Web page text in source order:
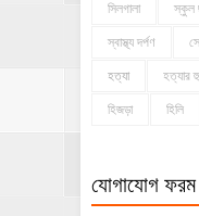
সিলগালা স্কুল
স্বাস্থ্য দর্পণ
হত্যা হত্যার
হিজড়া হিলি
যোগাযোগ ফরম